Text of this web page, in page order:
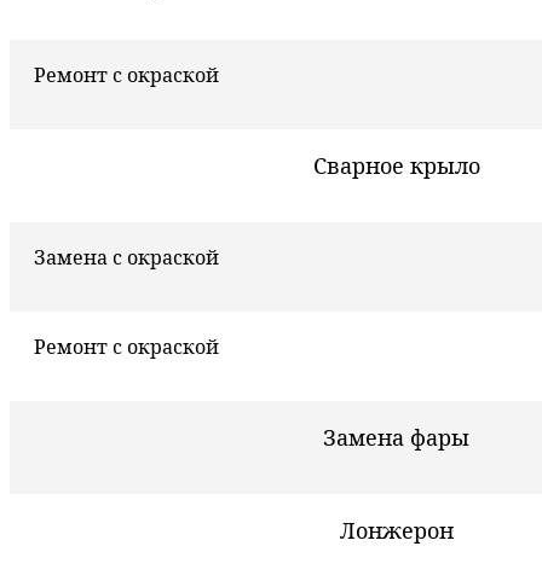
Ремонт с окраской
Сварное крыло
Замена с окраской
Ремонт с окраской
Замена фары
Лонжерон